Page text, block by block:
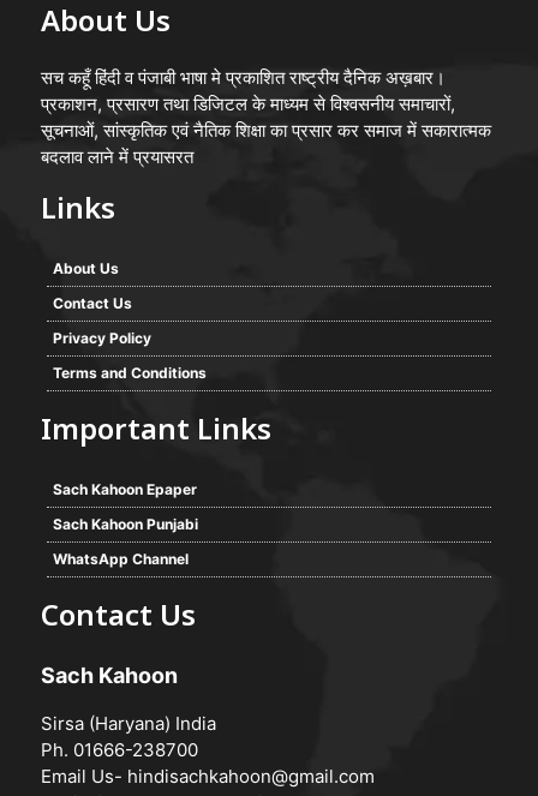
About Us
सच कहूँ हिंदी व पंजाबी भाषा मे प्रकाशित राष्ट्रीय दैनिक अख़बार।
प्रकाशन, प्रसारण तथा डिजिटल के माध्यम से विश्वसनीय समाचारों,
सूचनाओं, सांस्कृतिक एवं नैतिक शिक्षा का प्रसार कर समाज में सकारात्मक
बदलाव लाने में प्रयासरत
Links
About Us
Contact Us
Privacy Policy
Terms and Conditions
Important Links
Sach Kahoon Epaper
Sach Kahoon Punjabi
WhatsApp Channel
Contact Us
Sach Kahoon
Sirsa (Haryana) India
Ph. 01666-238700
Email Us- hindisachkahoon@gmail.com